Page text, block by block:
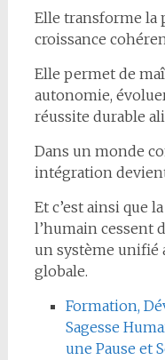
Elle transforme la
croissance
Elle permet de
autonomie,
réussite durable
Dans un monde
intégration
Et c’est ainsi que
l’humain cessent
un système unifié
globale.
Formation,
Sagesse
une Pause et